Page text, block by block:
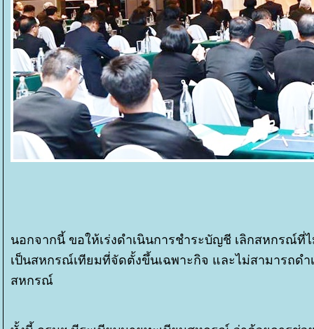
นอกจากนี้ ขอให้เร่งดำเนินการชำระบัญชี เลิกสหกรณ์
เป็นสหกรณ์เทียมที่จัดตั้งขึ้นเฉพาะกิจ และไม่สามารถด
สหกรณ์